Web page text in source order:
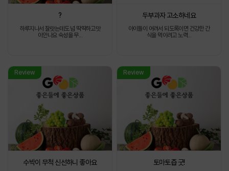
?
하루지나서 잘랏는데도 넘 딱딱하고맛
이안나요 숙성을 무...
두부과자 고소하네요
아이들이 어려서 되도록이면 건강한 간
식을 먹이려고 노력...
Review
수박이 무척 신선하니 좋아요
Review
토마토즙 굿!